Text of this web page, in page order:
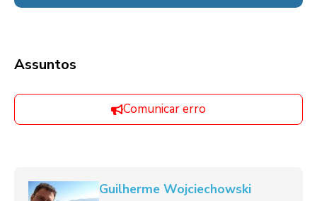
Assuntos
Comunicar erro
Guilherme Wojciechowski